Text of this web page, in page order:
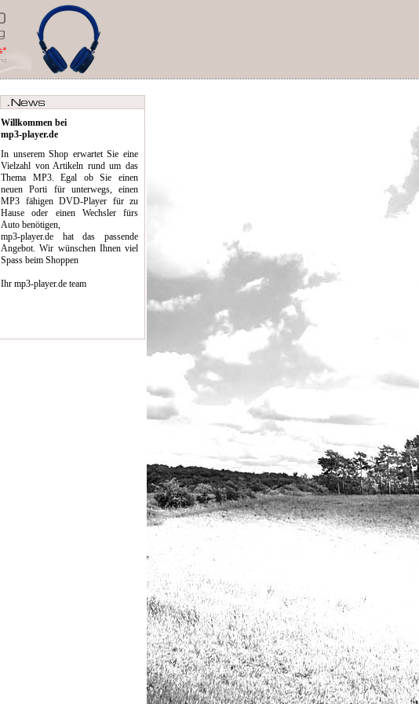
Willkommen bei
mp3-player.de
In unserem Shop erwartet Sie eine
Vielzahl von Artikeln rund um das
Thema MP3. Egal ob Sie einen
neuen Porti für unterwegs, einen
MP3 fähigen DVD-Player für zu
Hause oder einen Wechsler fürs
Auto benötigen,
mp3-player.de hat das passende
Angebot. Wir wünschen Ihnen viel
Spass beim Shoppen
Ihr mp3-player.de team